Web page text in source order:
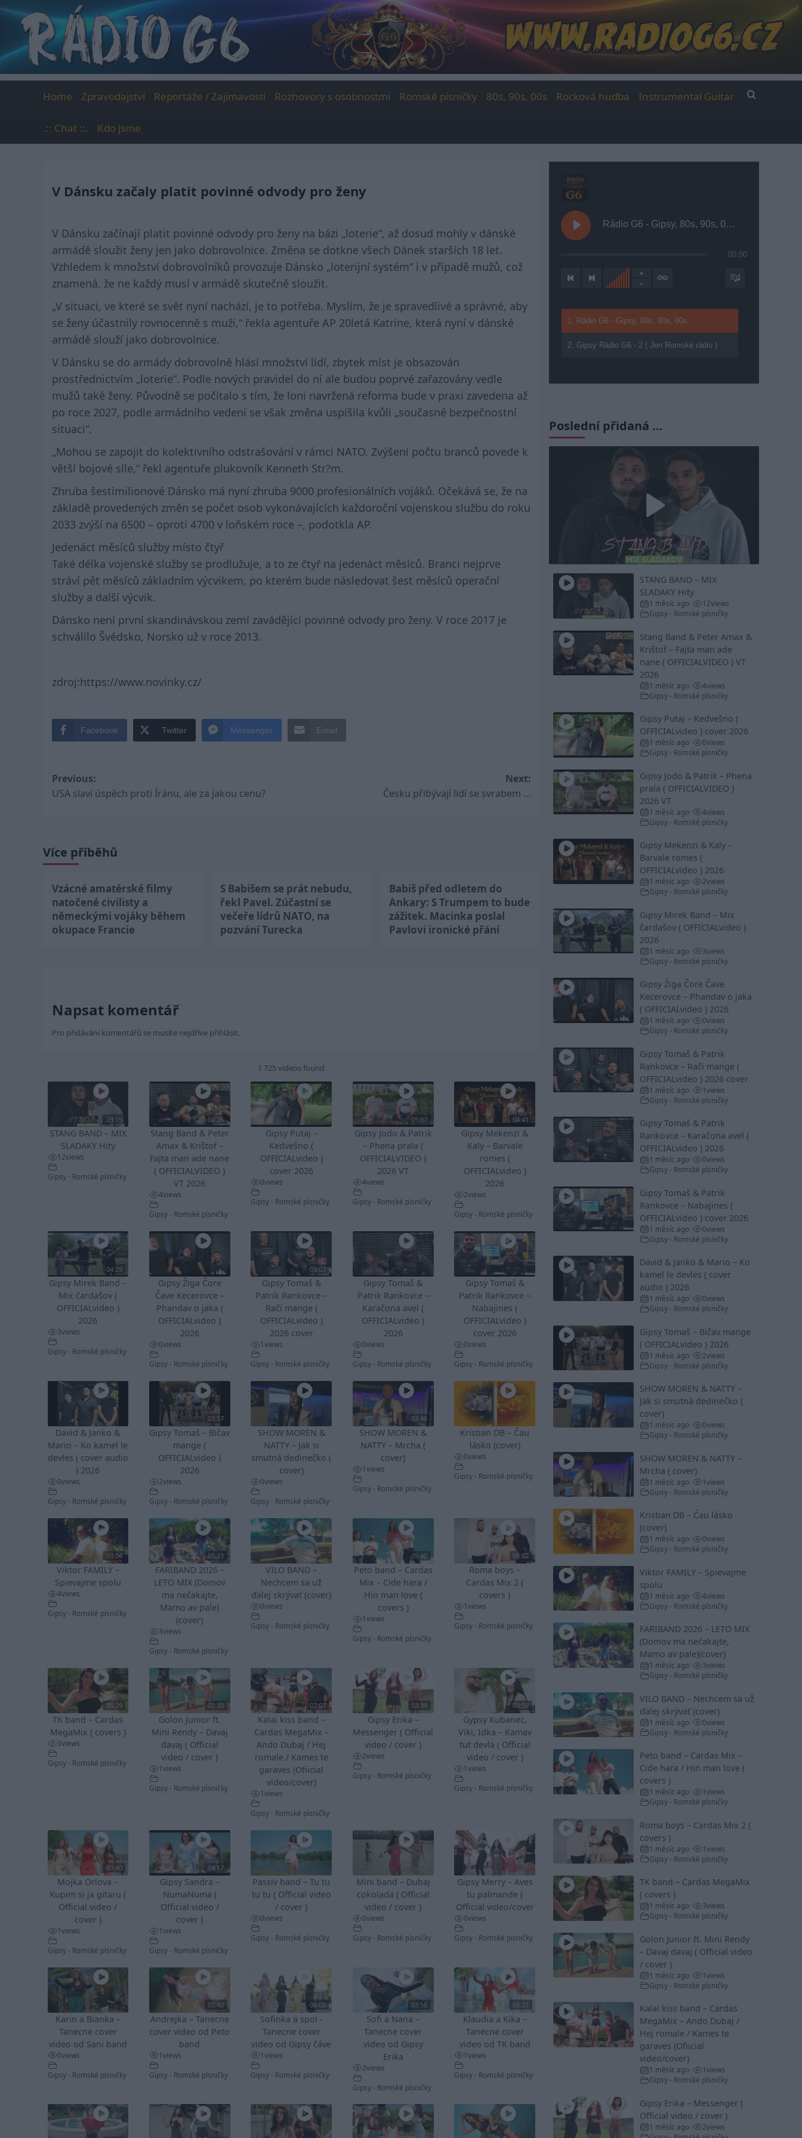
content
Home Zpravodajství Reportáže / Zajímavosti Rozhovory s osobnostmi Romské písničky 80s, 90s, 00s Rocková hudba Instrumental Guitar
.:: Chat ::. Kdo jsme
V Dánsku začaly platit povinné odvody pro ženy
V Dánsku začínají platit povinné odvody pro ženy na bázi „loterie“, až dosud mohly v dánské
armádě sloužit ženy jen jako dobrovolnice. Změna se dotkne všech Dánek starších 18 let.
Vzhledem k množství dobrovolníků provozuje Dánsko „loterijní systém“ i v případě mužů, což
znamená, že ne každý musí v armádě skutečně sloužit.
„V situaci, ve které se svět nyní nachází, je to potřeba. Myslím, že je spravedlivé a správné, aby
se ženy účastnily rovnocenně s muži,“ řekla agentuře AP 20letá Katrine, která nyní v dánské
armádě slouží jako dobrovolnice.
V Dánsku se do armády dobrovolně hlásí množství lidí, zbytek míst je obsazován
prostřednictvím „loterie“. Podle nových pravidel do ní ale budou poprvé zařazovány vedle
mužů také ženy. Původně se počítalo s tím, že loni navržená reforma bude v praxi zavedena až
po roce 2027, podle armádního vedení se však změna uspíšila kvůli „současné bezpečnostní
situaci“.
„Mohou se zapojit do kolektivního odstrašování v rámci NATO. Zvýšení počtu branců povede k
větší bojové síle,“ řekl agentuře plukovník Kenneth Str?m.
Zhruba šestimilionové Dánsko má nyní zhruba 9000 profesionálních vojáků. Očekává se, že na
základě provedených změn se počet osob vykonávajících každoroční vojenskou službu do roku
2033 zvýší na 6500 – oproti 4700 v loňském roce –, podotkla AP.
Jedenáct měsíců služby místo čtyř
Také délka vojenské služby se prodlužuje, a to ze čtyř na jedenáct měsíců. Branci nejprve
stráví pět měsíců základním výcvikem, po kterém bude následovat šest měsíců operační
služby a další výcvik.
Dánsko není první skandinávskou zemí zavádějící povinné odvody pro ženy. V roce 2017 je
schválilo Švédsko, Norsko už v roce 2013.
zdroj:https://www.novinky.cz/
Facebook Twitter Messenger Email
Post
navigation
Previous:
USA slaví úspěch proti Íránu, ale za jakou cenu?
Next:
Česku přibývají lidí se svrabem …
Více příběhů
Vzácné amatérské filmy
natočené civilisty a
německými vojáky během
okupace Francie
S Babišem se prát nebudu,
řekl Pavel. Zúčastní se
večeře lídrů NATO, na
pozvání Turecka
Babiš před odletem do
Ankary: S Trumpem to bude
zážitek. Macinka poslal
Pavlovi ironické přání
Napsat komentář
Pro přidávání komentářů se musíte nejdříve přihlásit.
1 725 videos found
23:15
STANG BAND – MIX
SLADAKY Hity
12views
Gipsy - Romské písničky
04:26
Stang Band & Peter
Amax & Krištof –
Fajta man ade nane
( OFFICIALVIDEO )
VT 2026
4views
Gipsy - Romské písničky
Gipsy Putaj –
Kedvešno (
OFFICIALvideo )
cover 2026
0views
Gipsy - Romské písničky
05:07
Gipsy Jodo & Patrik
– Phena prala (
OFFICIALVIDEO )
2026 VT
4views
Gipsy - Romské písničky
04:41
Gipsy Mekenzi &
Kaly – Barvale
romes (
OFFICIALvideo )
2026
2views
Gipsy - Romské písničky
04:29
Gipsy Mirek Band –
Mix čardašov (
OFFICIALvideo )
2026
3views
Gipsy - Romské písničky
Gipsy Žiga Čore
Čave Kecerovce –
Phandav o jaka (
OFFICIALvideo )
2026
0views
Gipsy - Romské písničky
03:07
Gipsy Tomaš &
Patrik Rankovce –
Rači mange (
OFFICIALvideo )
2026 cover
1views
Gipsy - Romské písničky
Gipsy Tomaš &
Patrik Rankovce –
Karačona avel (
OFFICIALvideo )
2026
0views
Gipsy - Romské písničky
Gipsy Tomaš &
Patrik Rankovce –
Nabajines (
OFFICIALvideo )
cover 2026
0views
Gipsy - Romské písničky
David & Janko &
Mario – Ko kamel le
devles ( cover audio
) 2026
0views
Gipsy - Romské písničky
03:57
Gipsy Tomaš – Bičav
mange (
OFFICIALvideo )
2026
2views
Gipsy - Romské písničky
SHOW MOREN &
NATTY – Jak si
smutná dedinečko (
cover)
0views
Gipsy - Romské písničky
03:46
SHOW MOREN &
NATTY – Mrcha (
cover)
1views
Gipsy - Romské písničky
Kristian DB – Čau
lásko (cover)
0views
Gipsy - Romské písničky
03:04
Viktor FAMILY –
Spievajme spolu
4views
Gipsy - Romské písničky
05:33
FARIBAND 2026 –
LETO MIX (Domov
ma nečakajte,
Mamo av pale)
(cover)
3views
Gipsy - Romské písničky
VILO BAND –
Nechcem sa už
ďalej skrývať (cover)
0views
Gipsy - Romské písničky
05:40
Peto band – Cardas
Mix – Cide hara /
Hin man love (
covers )
1views
Gipsy - Romské písničky
05:02
Roma boys –
Cardas Mix 2 (
covers )
1views
Gipsy - Romské písničky
05:29
TK band – Cardas
MegaMix ( covers )
3views
Gipsy - Romské písničky
02:33
Golon Junior ft.
Mini Rendy – Davaj
davaj ( Official
video / cover )
1views
Gipsy - Romské písničky
07:03
Kalai kiss band –
Cardas MegaMix –
Ando Dubaj / Hej
romale / Kames te
garaves (Ofiicial
video/cover)
1views
Gipsy - Romské písničky
03:39
Gipsy Erika –
Messenger ( Official
video / cover )
2views
Gipsy - Romské písničky
03:59
Gypsy Kubanec,
Viki, Idka – Kamav
tut devla ( Official
video / cover )
1views
Gipsy - Romské písničky
03:40
Mojka Orlova –
Kupim si ja gitaru (
Official video /
cover )
1views
Gipsy - Romské písničky
04:17
Gipsy Sandra –
NumaNuma (
Official video /
cover )
1views
Gipsy - Romské písničky
Passiv band – Tu tu
tu tu ( Official video
/ cover )
0views
Gipsy - Romské písničky
Mini band – Dubaj
cokolada ( Official
video / cover )
0views
Gipsy - Romské písničky
Gipsy Merry – Aves
tu palmande (
Official video/cover
0views
Gipsy - Romské písničky
Karin a Bianka –
Tanecne cover
video od Sani band
0views
Gipsy - Romské písničky
05:40
Andrejka – Tanecne
cover video od Peto
band
1views
Gipsy - Romské písničky
06:05
Sofinka a spol -
Tanecne cover
video od Gipsy čáve
1views
Gipsy - Romské písničky
03:58
Sofi a Nana –
Tanecne cover
video od Gipsy
Erika
2views
Gipsy - Romské písničky
05:27
Klaudia a Kika –
Tanecne cover
video od TK band
1views
Gipsy - Romské písničky
Rádio G6 - Gipsy, 80s, 90s, 00s
00:00
1. Rádio G6 - Gipsy, 80s, 90s, 00s
2. Gipsy Rádio G6 - 2 ( Jen Romské rádio )
Poslední přidaná …
Play
Video
STANG BAND – MIX
SLADAKY Hity
1 měsíc ago 12views
Gipsy - Romské písničky
Stang Band & Peter Amax &
Krištof – Fajta man ade
nane ( OFFICIALVIDEO ) VT
2026
1 měsíc ago 4views
Gipsy - Romské písničky
Gipsy Putaj – Kedvešno (
OFFICIALvideo ) cover 2026
1 měsíc ago 0views
Gipsy - Romské písničky
Gipsy Jodo & Patrik – Phena
prala ( OFFICIALVIDEO )
2026 VT
1 měsíc ago 4views
Gipsy - Romské písničky
Gipsy Mekenzi & Kaly –
Barvale romes (
OFFICIALvideo ) 2026
1 měsíc ago 2views
Gipsy - Romské písničky
Gipsy Mirek Band – Mix
čardašov ( OFFICIALvideo )
2026
1 měsíc ago 3views
Gipsy - Romské písničky
Gipsy Žiga Čore Čave
Kecerovce – Phandav o jaka
( OFFICIALvideo ) 2026
1 měsíc ago 0views
Gipsy - Romské písničky
Gipsy Tomaš & Patrik
Rankovce – Rači mange (
OFFICIALvideo ) 2026 cover
1 měsíc ago 1views
Gipsy - Romské písničky
Gipsy Tomaš & Patrik
Rankovce – Karačona avel (
OFFICIALvideo ) 2026
1 měsíc ago 0views
Gipsy - Romské písničky
Gipsy Tomaš & Patrik
Rankovce – Nabajines (
OFFICIALvideo ) cover 2026
1 měsíc ago 0views
Gipsy - Romské písničky
David & Janko & Mario – Ko
kamel le devles ( cover
audio ) 2026
1 měsíc ago 0views
Gipsy - Romské písničky
Gipsy Tomaš – Bičav mange
( OFFICIALvideo ) 2026
1 měsíc ago 2views
Gipsy - Romské písničky
SHOW MOREN & NATTY –
Jak si smutná dedinečko (
cover)
1 měsíc ago 0views
Gipsy - Romské písničky
SHOW MOREN & NATTY –
Mrcha ( cover)
1 měsíc ago 1views
Gipsy - Romské písničky
Kristian DB – Čau lásko
(cover)
1 měsíc ago 0views
Gipsy - Romské písničky
Viktor FAMILY – Spievajme
spolu
1 měsíc ago 4views
Gipsy - Romské písničky
FARIBAND 2026 – LETO MIX
(Domov ma nečakajte,
Mamo av pale)(cover)
1 měsíc ago 3views
Gipsy - Romské písničky
VILO BAND – Nechcem sa už
ďalej skrývať (cover)
1 měsíc ago 0views
Gipsy - Romské písničky
Peto band – Cardas Mix –
Cide hara / Hin man love (
covers )
1 měsíc ago 1views
Gipsy - Romské písničky
Roma boys – Cardas Mix 2 (
covers )
1 měsíc ago 1views
Gipsy - Romské písničky
TK band – Cardas MegaMix
( covers )
1 měsíc ago 3views
Gipsy - Romské písničky
Golon Junior ft. Mini Rendy
– Davaj davaj ( Official video
/ cover )
1 měsíc ago 1views
Gipsy - Romské písničky
Kalai kiss band – Cardas
MegaMix – Ando Dubaj /
Hej romale / Kames te
garaves (Ofiicial
video/cover)
1 měsíc ago 1views
Gipsy - Romské písničky
Gipsy Erika – Messenger (
Official video / cover )
1 měsíc ago 2views